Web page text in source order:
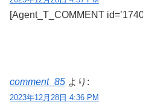
[Agent_T_COMMENT
comment_85 より:
2023年12月28日 4:36 PM